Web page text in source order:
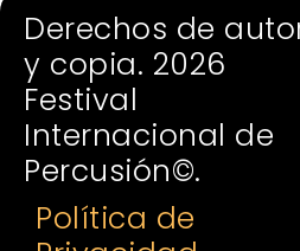
Derechos de
y copia. 2026
Festival
Internacional de
Percusión©.
Política de